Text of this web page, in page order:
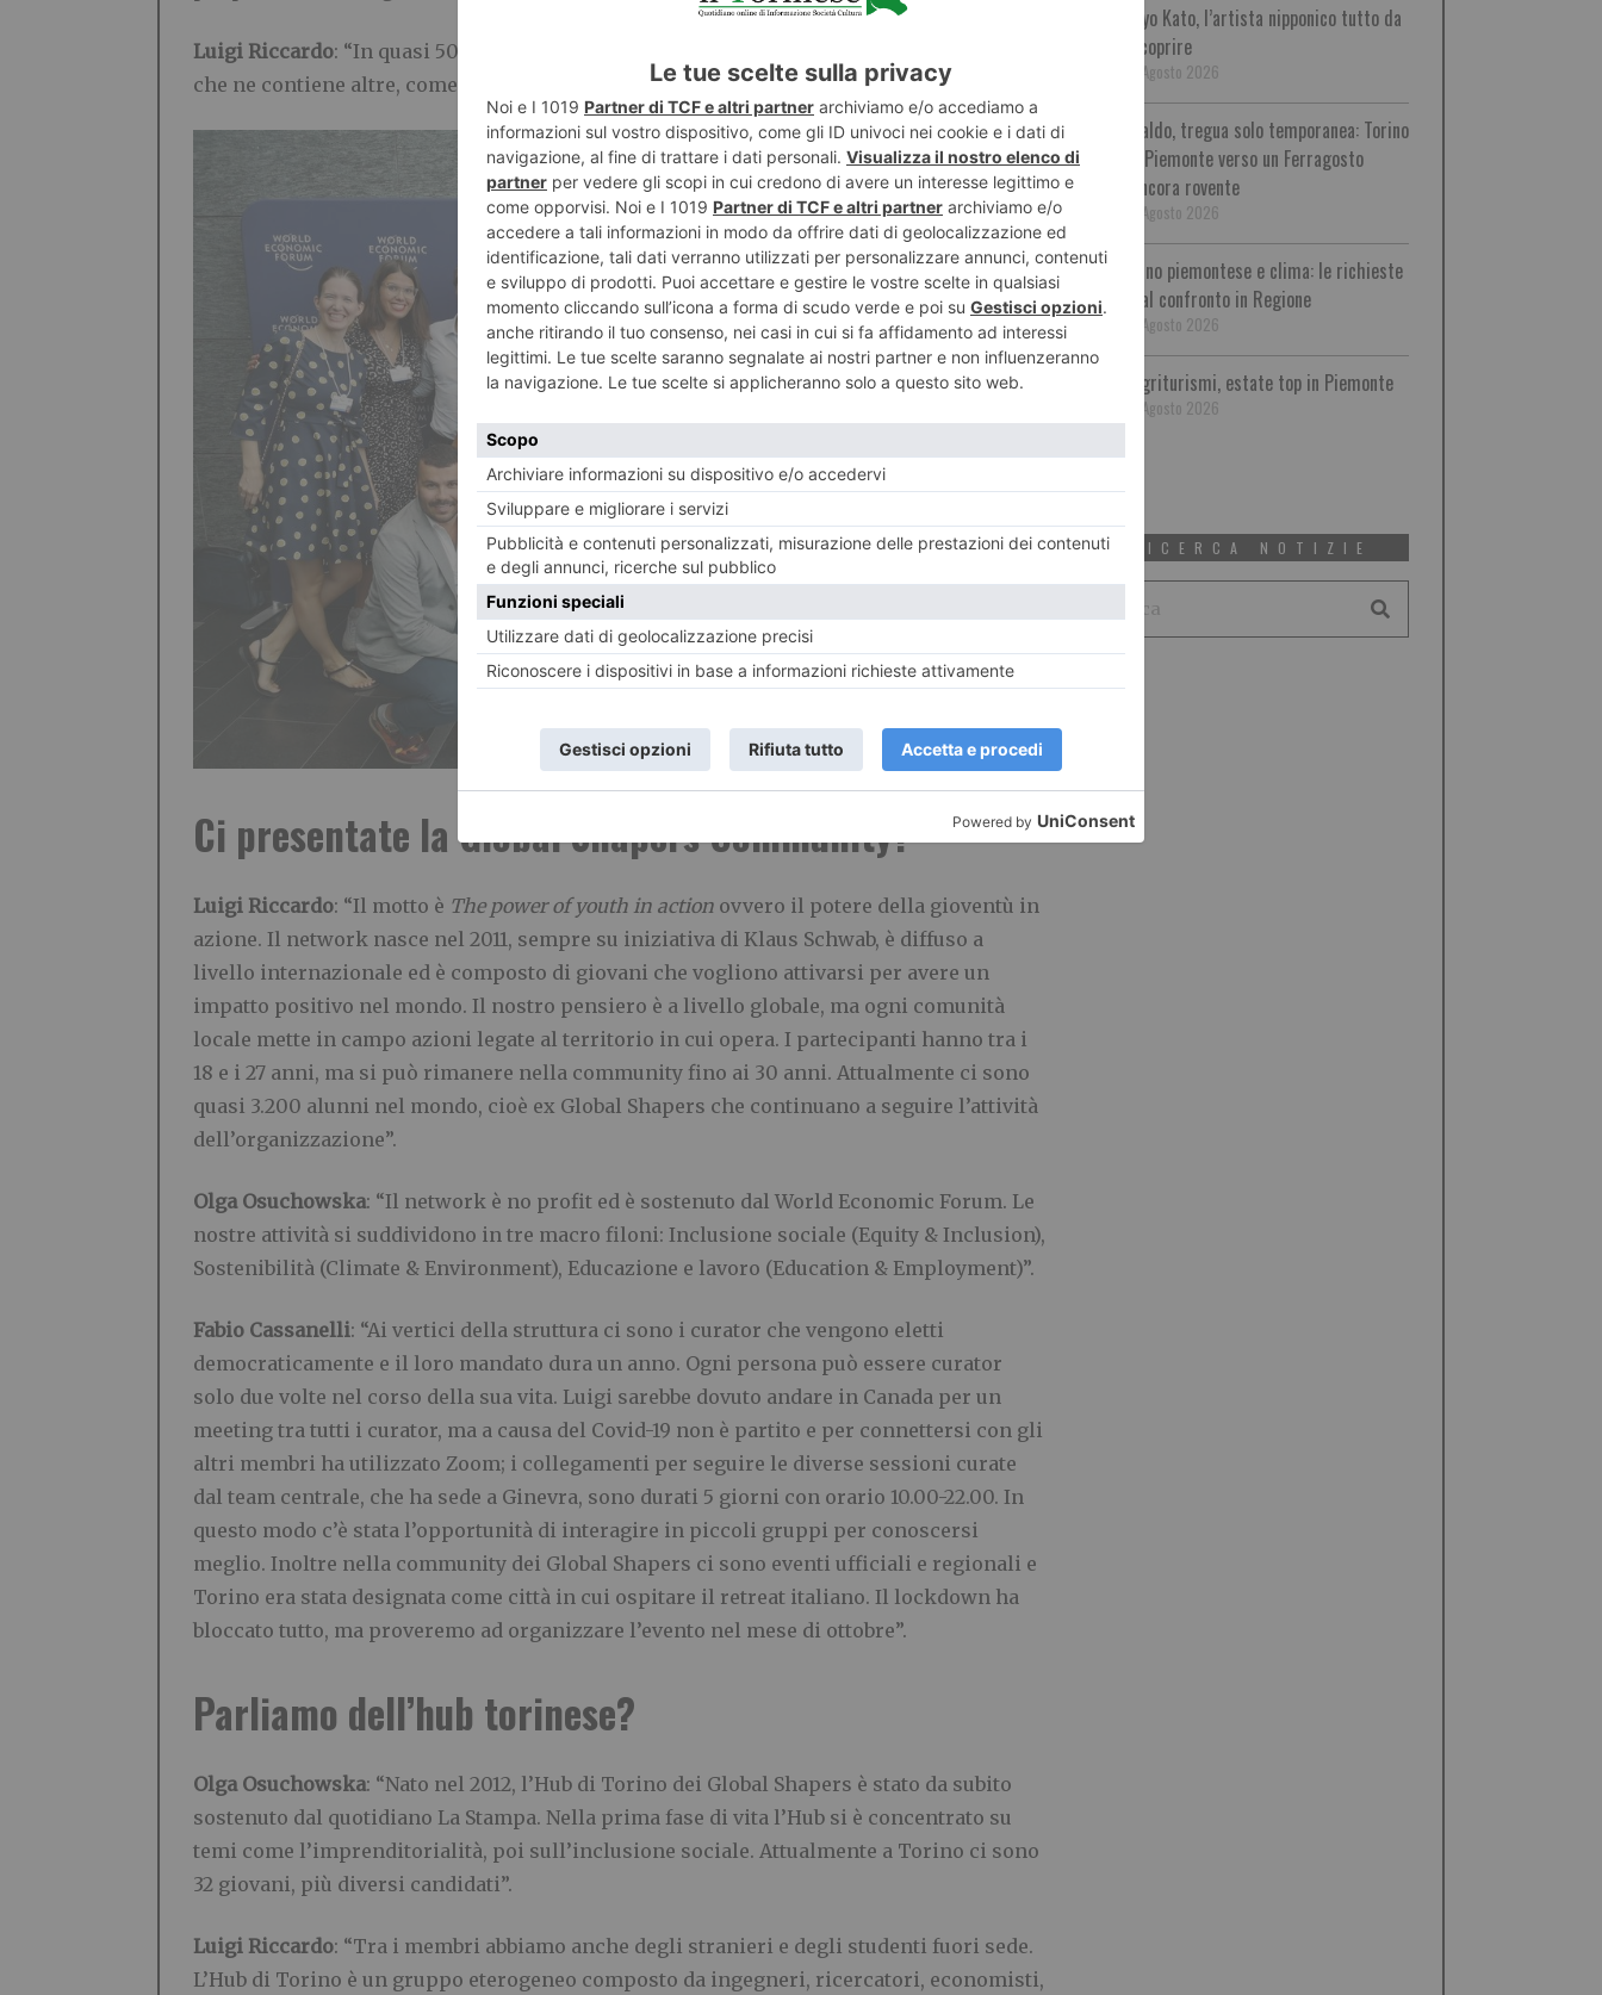
Luigi Riccardo: “In quasi 50 anni di attività il WEF si è configurato come una comunità
che ne contiene altre, come ad esempio Young Global Leaders e Global Shapers”.
Ci presentate la Global Shapers Community?
Luigi Riccardo: “Il motto è The power of youth in action ovvero il potere della gioventù in
azione. Il network nasce nel 2011, sempre su iniziativa di Klaus Schwab, è diffuso a
livello internazionale ed è composto di giovani che vogliono attivarsi per avere un
impatto positivo nel mondo. Il nostro pensiero è a livello globale, ma ogni comunità
locale mette in campo azioni legate al territorio in cui opera. I partecipanti hanno tra i
18 e i 27 anni, ma si può rimanere nella community fino ai 30 anni. Attualmente ci sono
quasi 3.200 alunni nel mondo, cioè ex Global Shapers che continuano a seguire l’attività
dell’organizzazione”.
Olga Osuchowska: “Il network è no profit ed è sostenuto dal World Economic Forum. Le
nostre attività si suddividono in tre macro filoni: Inclusione sociale (Equity & Inclusion),
Sostenibilità (Climate & Environment), Educazione e lavoro (Education & Employment)”.
Fabio Cassanelli: “Ai vertici della struttura ci sono i curator che vengono eletti
democraticamente e il loro mandato dura un anno. Ogni persona può essere curator
solo due volte nel corso della sua vita. Luigi sarebbe dovuto andare in Canada per un
meeting tra tutti i curator, ma a causa del Covid-19 non è partito e per connettersi con gli
altri membri ha utilizzato Zoom; i collegamenti per seguire le diverse sessioni curate
dal team centrale, che ha sede a Ginevra, sono durati 5 giorni con orario 10.00-22.00. In
questo modo c’è stata l’opportunità di interagire in piccoli gruppi per conoscersi
meglio. Inoltre nella community dei Global Shapers ci sono eventi ufficiali e regionali e
Torino era stata designata come città in cui ospitare il retreat italiano. Il lockdown ha
bloccato tutto, ma proveremo ad organizzare l’evento nel mese di ottobre”.
Parliamo dell’hub torinese?
Olga Osuchowska: “Nato nel 2012, l’Hub di Torino dei Global Shapers è stato da subito
sostenuto dal quotidiano La Stampa. Nella prima fase di vita l’Hub si è concentrato su
temi come l’imprenditorialità, poi sull’inclusione sociale. Attualmente a Torino ci sono
32 giovani, più diversi candidati”.
Luigi Riccardo: “Tra i membri abbiamo anche degli stranieri e degli studenti fuori sede.
L’Hub di Torino è un gruppo eterogeneo composto da ingegneri, ricercatori, economisti,
Ryo Kato, l’artista nipponico tutto da
scoprire
7 Agosto 2026
Caldo, tregua solo temporanea: Torino
e Piemonte verso un Ferragosto
ancora rovente
7 Agosto 2026
Vino piemontese e clima: le richieste
dal confronto in Regione
7 Agosto 2026
Agriturismi, estate top in Piemonte
7 Agosto 2026
RICERCA NOTIZIE